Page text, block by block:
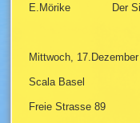
E.Mörike Der
Mittwoch,
Scala Basel
Freie Strasse 89